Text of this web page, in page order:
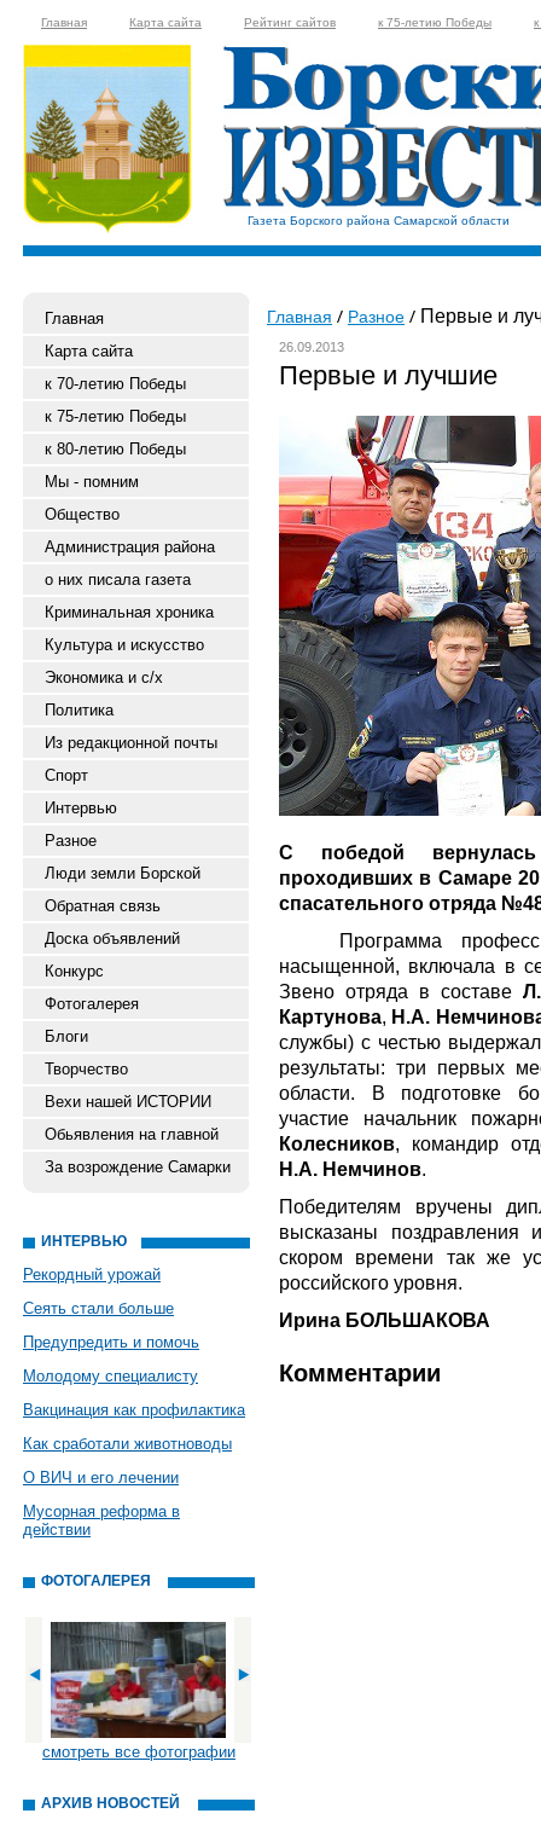
Главная Карта сайта Рейтинг сайтов к 75-летию Победы
Газета Борского района Самарской области
Главная
Карта сайта
к 70-летию Победы
к 75-летию Победы
к 80-летию Победы
Мы - помним
Общество
Администрация района
о них писала газета
Криминальная хроника
Культура и искусство
Экономика и с/х
Политика
Из редакционной почты
Спорт
Интервью
Разное
Люди земли Борской
Обратная связь
Доска объявлений
Конкурс
Фотогалерея
Блоги
Творчество
Вехи нашей ИСТОРИИ
Обьявления на главной
За возрождение Самарки
ИНТЕРВЬЮ
Рекордный урожай
Сеять стали больше
Предупредить и помочь
Молодому специалисту
Вакцинация как профилактика
Как сработали животноводы
О ВИЧ и его лечении
Мусорная реформа в
действии
ФОТОГАЛЕРЕЯ
смотреть все фотографии
АРХИВ НОВОСТЕЙ
Главная Разное Первые и
26.09.2013
Первые и лучшие
С победой
проходивших в Самаре
спасательного отряда
Программа
насыщенной, включала в
Звено отряда в составе
Картунова, Н.А.
службы) с честью
результаты: три первых
области. В подготовке
участие начальник
Колесников, командир
Н.А. Немчинов.
Победителям вручены
высказаны
скором времени так же
российского уровня.
Ирина БОЛЬШАКОВА
Комментарии